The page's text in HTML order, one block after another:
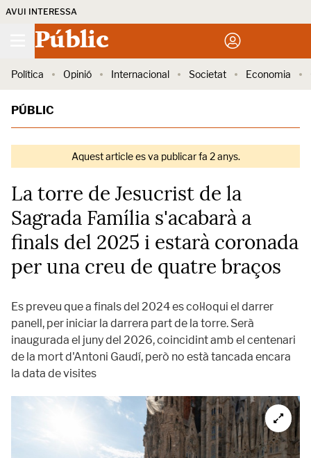
AVUI INTERESSA
Públic
Política Opinió Internacional Societat Economia
PÚBLIC
Aquest article es va publicar fa 2 anys.
La torre de Jesucrist de la
Sagrada Família s'acabarà a
finals del 2025 i estarà coronada
per una creu de quatre braços
Es preveu que a finals del 2024 es col·loqui el darrer
panell, per iniciar la darrera part de la torre. Serà
inaugurada el juny del 2026, coincidint amb el centenari
de la mort d'Antoni Gaudí, però no està tancada encara
la data de visites